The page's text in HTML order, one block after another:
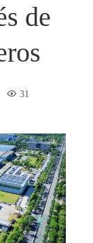
de
31